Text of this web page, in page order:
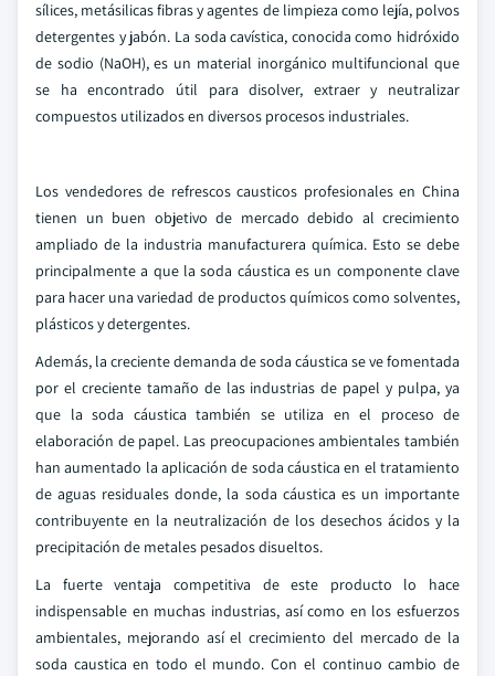
sílices, metásilicas fibras y agentes de limpieza como lejía, polvos
detergentes y jabón. La soda cavística, conocida como hidróxido
de sodio (NaOH), es un material inorgánico multifuncional que
se ha encontrado útil para disolver, extraer y neutralizar
compuestos utilizados en diversos procesos industriales.
Los vendedores de refrescos causticos profesionales en China
tienen un buen objetivo de mercado debido al crecimiento
ampliado de la industria manufacturera química. Esto se debe
principalmente a que la soda cáustica es un componente clave
para hacer una variedad de productos químicos como solventes,
plásticos y detergentes.
Además, la creciente demanda de soda cáustica se ve fomentada
por el creciente tamaño de las industrias de papel y pulpa, ya
que la soda cáustica también se utiliza en el proceso de
elaboración de papel. Las preocupaciones ambientales también
han aumentado la aplicación de soda cáustica en el tratamiento
de aguas residuales donde, la soda cáustica es un importante
contribuyente en la neutralización de los desechos ácidos y la
precipitación de metales pesados disueltos.
La fuerte ventaja competitiva de este producto lo hace
indispensable en muchas industrias, así como en los esfuerzos
ambientales, mejorando así el crecimiento del mercado de la
soda caustica en todo el mundo. Con el continuo cambio de